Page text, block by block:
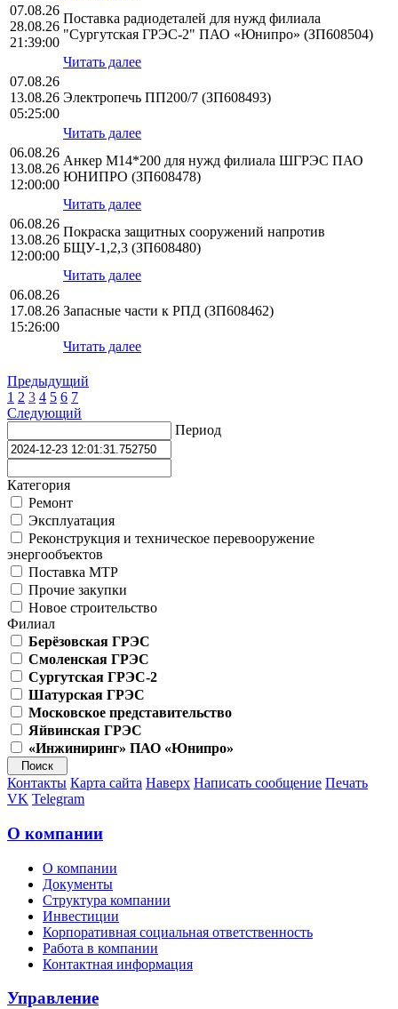
07.08.26
28.08.26
21:39:00
Поставка радиодеталей для нужд филиала
"Сургутская ГРЭС-2" ПАО «Юнипро» (ЗП608504)
Читать далее
07.08.26
13.08.26
05:25:00
Электропечь ПП200/7 (ЗП608493)
Читать далее
06.08.26
13.08.26
12:00:00
Анкер М14*200 для нужд филиала ШГРЭС ПАО
ЮНИПРО (ЗП608478)
Читать далее
06.08.26
13.08.26
12:00:00
Покраска защитных сооружений напротив
БЩУ-1,2,3 (ЗП608480)
Читать далее
06.08.26
17.08.26
15:26:00
Запасные части к РПД (ЗП608462)
Читать далее
Предыдущий
1 2 3 4 5 6 7
Следующий
Период
Категория
Ремонт
Эксплуатация
Реконструкция и техническое перевооружение
энергообъектов
Поставка МТР
Прочие закупки
Новое строительство
Филиал
Берёзовская ГРЭС
Смоленская ГРЭС
Сургутская ГРЭС-2
Шатурская ГРЭС
Московское представительство
Яйвинская ГРЭС
«Инжиниринг» ПАО «Юнипро»
Контакты Карта сайта Наверх Написать сообщение Печать
VK Telegram
О компании
О компании
Документы
Структура компании
Инвестиции
Корпоративная социальная ответственность
Работа в компании
Контактная информация
Управление